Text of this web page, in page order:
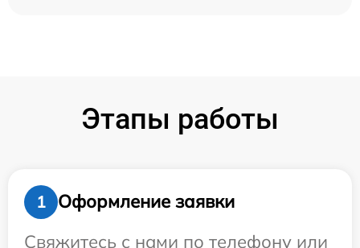
Этапы работы
1
Оформление заявки
Свяжитесь с нами по телефону или